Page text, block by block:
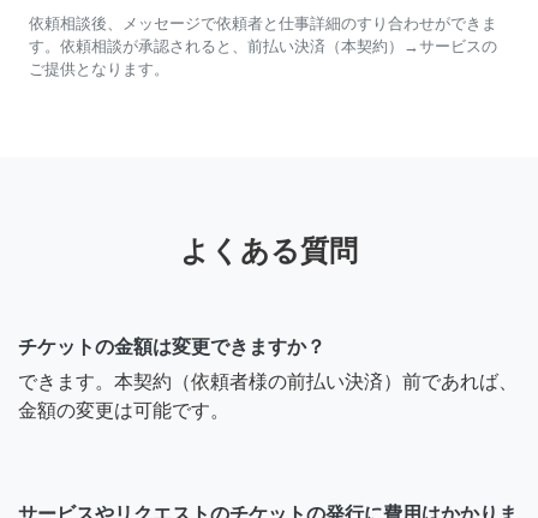
依頼相談後、メッセージで依頼者と仕事詳細のすり合わせができま
す。依頼相談が承認されると、前払い決済（本契約）→サービスの
ご提供となります。
よくある質問
チケットの金額は変更できますか？
できます。本契約（依頼者様の前払い決済）前であれば、
金額の変更は可能です。
サービスやリクエストのチケットの発行に費用はかかりま